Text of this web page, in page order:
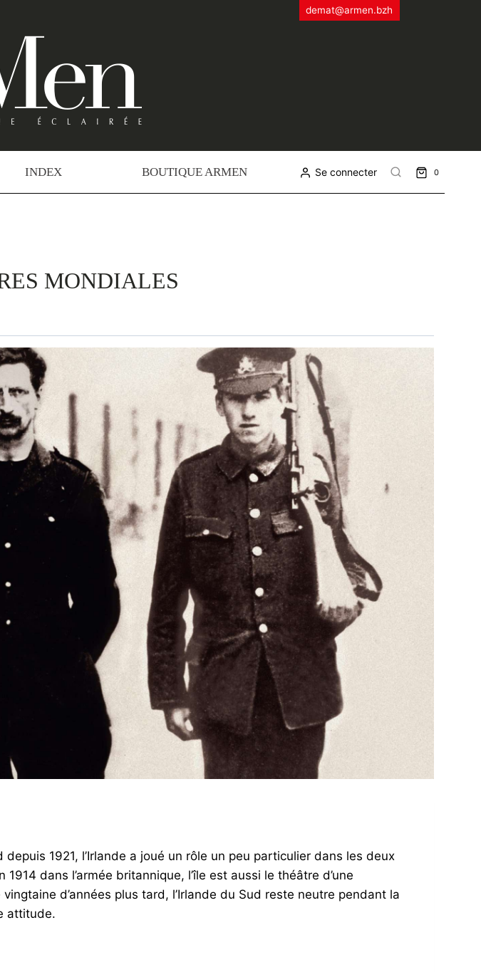
demat@armen.bzh
INDEX BOUTIQUE ARMEN Se connecter 0
MONDIALES
1921, l’Irlande a joué un rôle un peu particulier dans les deux
dans l’armée britannique, l’île est aussi le théâtre d’une
d’années plus tard, l’Irlande du Sud reste neutre pendant la
attitude.